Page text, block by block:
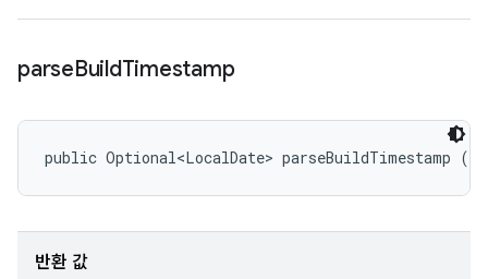
parseBuildTimestamp
public Optional<LocalDate> parseBuildTimestamp ()
반환 값